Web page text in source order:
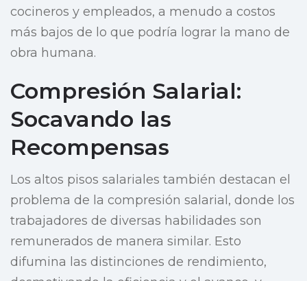
cocineros y empleados, a menudo a costos
más bajos de lo que podría lograr la mano de
obra humana.
Compresión Salarial:
Socavando las
Recompensas
Los altos pisos salariales también destacan el
problema de la compresión salarial, donde los
trabajadores de diversas habilidades son
remunerados de manera similar. Esto
difumina las distinciones de rendimiento,